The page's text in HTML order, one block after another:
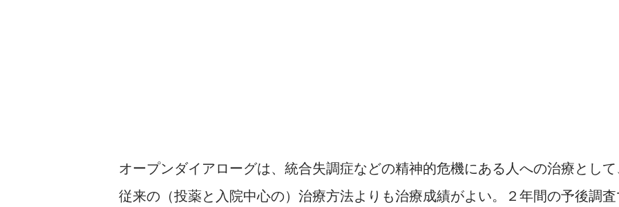
オープンダイアローグは、統合失調症などの精神的危機にある人への治療とし
従来の（投薬と入院中心の）治療方法よりも治療成績がよい。２年間の予後調